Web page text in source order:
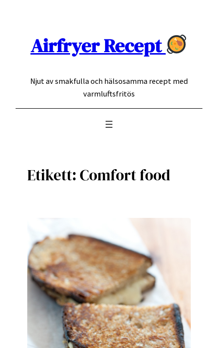
Airfryer Recept
Njut av smakfulla och hälsosamma recept med
varmluftsfritös
Etikett:Comfort food